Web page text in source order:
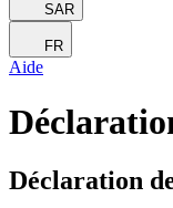
SAR
FR
Aide
Déclaration